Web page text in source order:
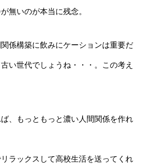
無いのが本当に残念。
係構築に飲みにケーションは重要だ
い世代でしょうね・・・。この考え
、もっともっと濃い人間関係を作れ
ラックスして高校生活を送ってくれ